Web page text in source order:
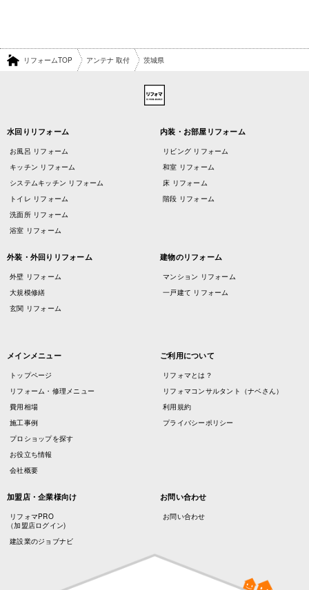
リフォームTOP アンテナ 取付 茨城県
水回りリフォーム
お風呂 リフォーム
キッチン リフォーム
システムキッチン リフォーム
トイレ リフォーム
洗面所 リフォーム
浴室 リフォーム
内装・お部屋リフォーム
リビング リフォーム
和室 リフォーム
床 リフォーム
階段 リフォーム
外装・外回りリフォーム
外壁 リフォーム
大規模修繕
玄関 リフォーム
建物のリフォーム
マンション リフォーム
一戸建て リフォーム
メインメニュー
トップページ
リフォーム・修理メニュー
費用相場
施工事例
プロショップを探す
お役立ち情報
会社概要
ご利用について
リフォマとは？
リフォマコンサルタント（ナベさん）
利用規約
プライバシーポリシー
加盟店・企業様向け
リフォマPRO
（加盟店ログイン)
建設業のジョブナビ
お問い合わせ
お問い合わせ